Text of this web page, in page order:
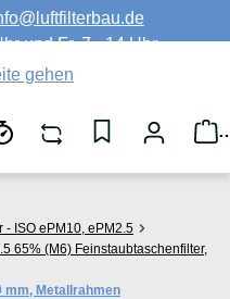
und Fr. 7 - 14 Uhr
- ISO ePM10, ePM2.5
65% (M6) Feinstaubtaschenfilter,
mm, Metallrahmen